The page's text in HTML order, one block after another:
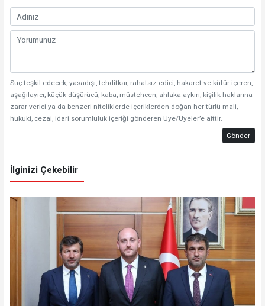
Suç teşkil edecek, yasadışı, tehditkar, rahatsız edici, hakaret ve küfür içeren,
aşağılayıcı, küçük düşürücü, kaba, müstehcen, ahlaka aykırı, kişilik haklarına
zarar verici ya da benzeri niteliklerde içeriklerden doğan her türlü mali,
hukuki, cezai, idari sorumluluk içeriği gönderen Üye/Üyeler’e aittir.
Gönder
İlginizi Çekebilir